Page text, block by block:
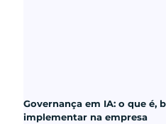
Governança em IA: o que é,
implementar na empresa